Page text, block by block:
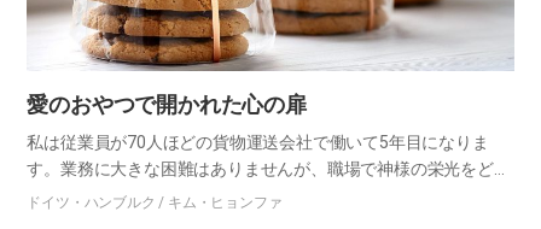
愛のおやつで開かれた心の扉
私は従業員が70人ほどの貨物運送会社で働いて5年目になりま
す。業務に大きな困難はありませんが、職場で神様の栄光をどの
ように現わすかがいつも悩みでした。 そんな中、韓国から来たア
ドイツ・ハンブルク / キム・ヒョンファ